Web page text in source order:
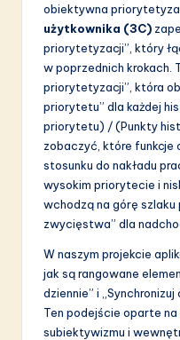
obiektywna
użytkownika (3C)
priorytetyzacji”, który
w poprzednich krokach.
priorytetyzacji”, która
priorytetu” dla każdej
priorytetu) / (Punkty
zobaczyć, które
stosunku do nakładu
wysokim priorytecie i
wchodzą na górę
zwycięstwa” dla
W naszym projekcie
jak są rangowane
dziennie” i
Ten podejście oparte
subiektywizmu i